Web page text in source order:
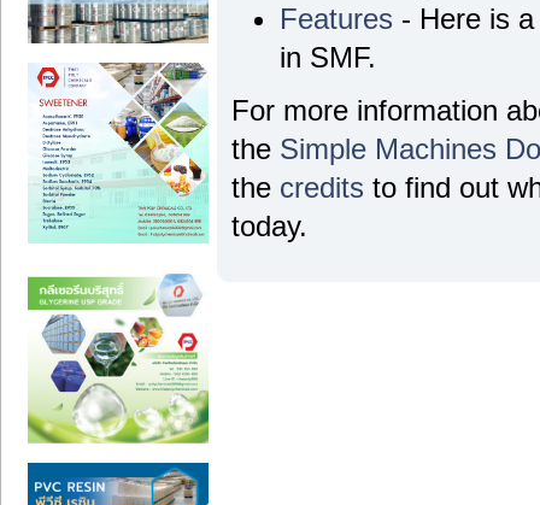
Features - Here is
in SMF.
For more information
the Simple Machines
the credits to find out
today.